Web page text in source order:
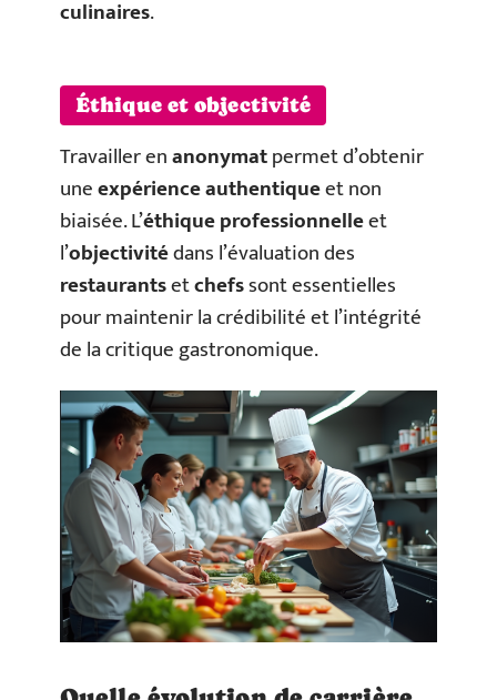
culinaires.
Éthique et objectivité
Travailler enanonymatpermet d’obtenir
uneexpérience authentiqueet non
biaisée. L’éthique professionnelleet
l’objectivitédans l’évaluation des
restaurantsetchefssont essentielles
pour maintenir la crédibilité et l’intégrité
de la critique gastronomique.